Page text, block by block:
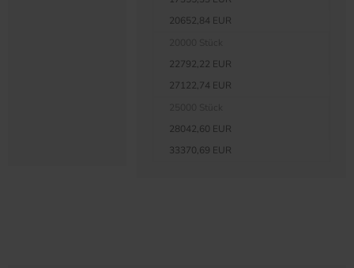
20652,84 EUR
22792,22 EUR
27122,74 EUR
28042,60 EUR
33370,69 EUR